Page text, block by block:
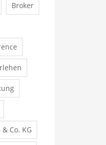
Broker
Co. KG